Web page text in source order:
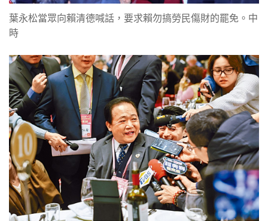
葉永松當眾向賴清德喊話，要求賴勿搞勞民傷財的罷免。中
時